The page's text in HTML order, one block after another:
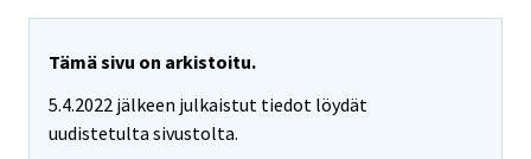
Tämä sivu on arkistoitu.
5.4.2022 jälkeen julkaistut tiedot löydät
uudistetulta sivustolta.